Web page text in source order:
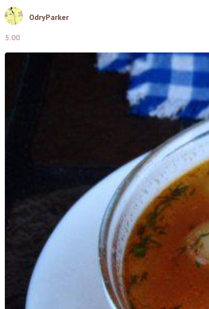
OdryParker
5.00